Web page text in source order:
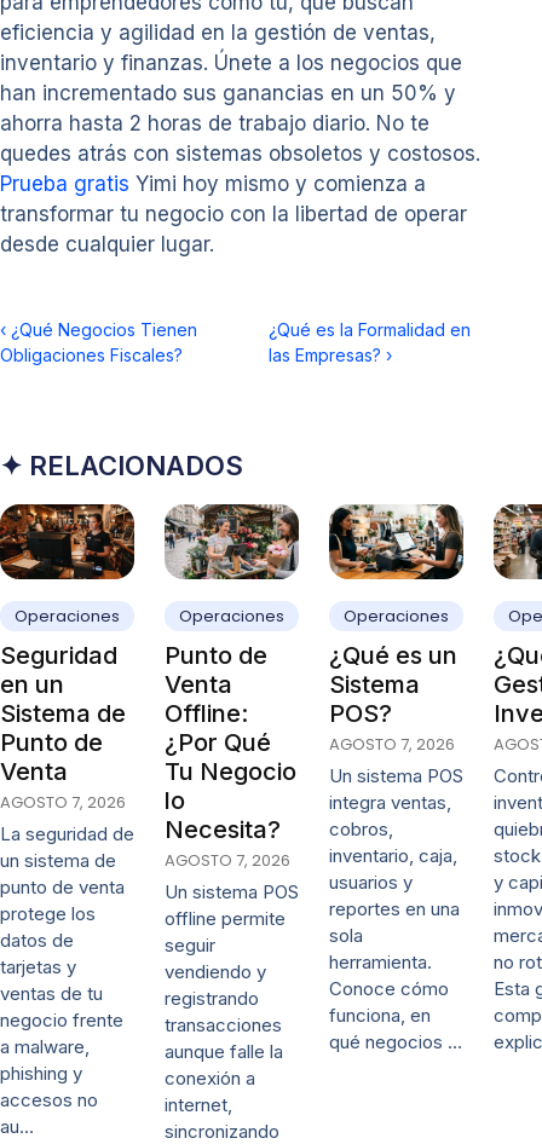
eficiencia y agilidad en la gestión de ventas,
inventario y finanzas. Únete a los negocios que
han incrementado sus ganancias en un 50% y
ahorra hasta 2 horas de trabajo diario. No te
quedes atrás con sistemas obsoletos y costosos.
Prueba gratis Yimi hoy mismo y comienza a
transformar tu negocio con la libertad de operar
desde cualquier lugar.
‹ ¿Qué Negocios Tienen
Obligaciones Fiscales?
¿Qué es la Formalidad en
las Empresas? ›
✦ RELACIONADOS
Operaciones
Seguridad
en un
Sistema de
Punto de
Venta
AGOSTO 7, 2026
La seguridad de
un sistema de
punto de venta
protege los
datos de
tarjetas y
ventas de tu
negocio frente
a malware,
phishing y
accesos no
au…
Operaciones
Punto de
Venta
Offline:
¿Por Qué
Tu Negocio
lo
Necesita?
AGOSTO 7, 2026
Un sistema POS
offline permite
seguir
vendiendo y
registrando
transacciones
aunque falle la
conexión a
internet,
sincronizando
Operaciones
¿Qué es un
Sistema
POS?
AGOSTO 7, 2026
Un sistema POS
integra ventas,
cobros,
inventario, caja,
usuarios y
reportes en una
sola
herramienta.
Conoce cómo
funciona, en
qué negocios …
y
no
Esta